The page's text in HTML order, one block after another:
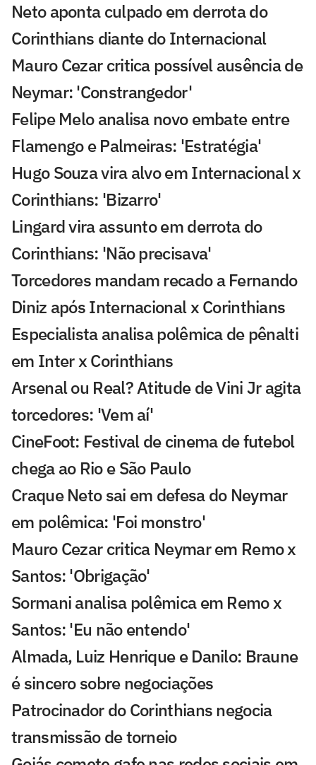
Neto aponta culpado em derrota do
Corinthians diante do Internacional
Mauro Cezar critica possível ausência de
Neymar: 'Constrangedor'
Felipe Melo analisa novo embate entre
Flamengo e Palmeiras: 'Estratégia'
Hugo Souza vira alvo em Internacional x
Corinthians: 'Bizarro'
Lingard vira assunto em derrota do
Corinthians: 'Não precisava'
Torcedores mandam recado a Fernando
Diniz após Internacional x Corinthians
Especialista analisa polêmica de pênalti
em Inter x Corinthians
Arsenal ou Real? Atitude de Vini Jr agita
torcedores: 'Vem aí'
CineFoot: Festival de cinema de futebol
chega ao Rio e São Paulo
Craque Neto sai em defesa do Neymar
em polêmica: 'Foi monstro'
Mauro Cezar critica Neymar em Remo x
Santos: 'Obrigação'
Sormani analisa polêmica em Remo x
Santos: 'Eu não entendo'
Almada, Luiz Henrique e Danilo: Braune
é sincero sobre negociações
Patrocinador do Corinthians negocia
transmissão de torneio